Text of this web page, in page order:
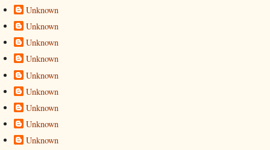
Unknown
Unknown
Unknown
Unknown
Unknown
Unknown
Unknown
Unknown
Unknown